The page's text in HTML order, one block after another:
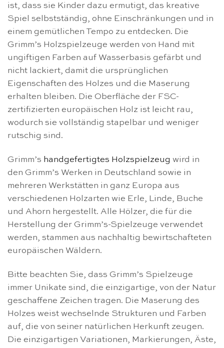
ist, dass sie Kinder dazu ermutigt, das kreative
Spiel selbstständig, ohne Einschränkungen und in
einem gemütlichen Tempo zu entdecken. Die
Grimm’s Holzspielzeuge werden von Hand mit
ungiftigen Farben auf Wasserbasis gefärbt und
nicht lackiert, damit die ursprünglichen
Eigenschaften des Holzes und die Maserung
erhalten bleiben. Die Oberfläche der FSC-
zertifizierten europäischen Holz ist leicht rau,
wodurch sie vollständig stapelbar und weniger
rutschig sind.
Grimm’s handgefertigtes Holzspielzeug wird in
den Grimm’s Werken in Deutschland sowie in
mehreren Werkstätten in ganz Europa aus
verschiedenen Holzarten wie Erle, Linde, Buche
und Ahorn hergestellt. Alle Hölzer, die für die
Herstellung der Grimm’s-Spielzeuge verwendet
werden, stammen aus nachhaltig bewirtschafteten
europäischen Wäldern.
Bitte beachten Sie, dass Grimm’s Spielzeuge
immer Unikate sind, die einzigartige, von der Natur
geschaffene Zeichen tragen. Die Maserung des
Holzes weist wechselnde Strukturen und Farben
auf, die von seiner natürlichen Herkunft zeugen.
Die einzigartigen Variationen, Markierungen, Äste,